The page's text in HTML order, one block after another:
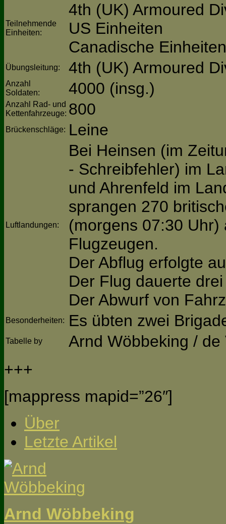
Teilnehmende
Einheiten:
4th (UK) Armoured
US Einheiten
Canadische Einheiten
Übungsleitung: 4th (UK) Armoured
Anzahl
Soldaten:
4000 (insg.)
Anzahl Rad- und
Kettenfahrzeuge: 800
Brückenschläge: Leine
Luftlandungen:
Bei Heinsen (im
- Schreibfehler) im
und Ahrenfeld im
sprangen 270
(morgens 07:30 Uhr)
Flugzeugen.
Der Abflug erfolgte
Der Flug dauerte
Der Abwurf von
Besonderheiten: Es übten zwei
Tabelle by
Arnd Wöbbeking / de
+++
[mappress mapid=”26″]
Über
Letzte Artikel
Arnd Wöbbeking